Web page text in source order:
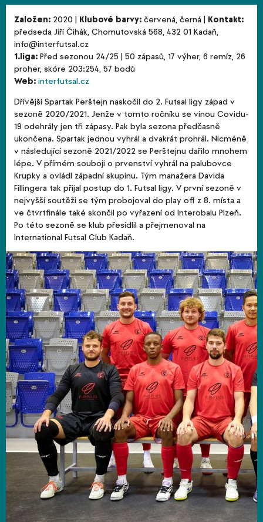
Založen: 2020 | Klubové barvy: červená, černá | Kontakt:
předseda Jiří Čihák, Chomutovská 568, 432 01 Kadaň,
info@interfutsal.cz
1.liga: Před sezonou 24/25 | 50 zápasů, 17 výher, 6 remíz, 26
proher, skóre 203:254, 57 bodů
Web: interfutsal.cz
Dřívější Spartak Perštejn naskočil do 2. Futsal ligy západ v
sezoně 2020/2021. Jenže v tomto ročníku se vinou Covidu-
19 odehrály jen tři zápasy. Pak byla sezona předčasně
ukončena. Spartak jednou vyhrál a dvakrát prohrál. Nicméně
v následující sezoně 2021/2022 se Perštejnu dařilo mnohem
lépe. V přímém souboji o prvenství vyhrál na palubovce
Krupky a ovládl západní skupinu. Tým manažera Davida
Fillingera tak přijal postup do 1. Futsal ligy. V první sezoně v
nejvyšší soutěži se tým probojoval do play off z 8. místa a
ve čtvrtfinále také skončil po vyřazení od Interobalu Plzeň.
Po této sezoně se klub přesídlil a přejmenoval na
International Futsal Club Kadaň.